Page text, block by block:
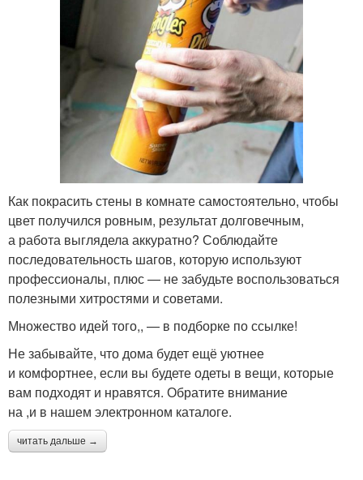
Как покрасить стены в комнате самостоятельно, чтобы
цвет получился ровным, результат долговечным,
а работа выглядела аккуратно? Соблюдайте
последовательность шагов, которую используют
профессионалы, плюс — не забудьте воспользоваться
полезными хитростями и советами.
Множество идей того,, — в подборке по ссылке!
Не забывайте, что дома будет ещё уютнее
и комфортнее, если вы будете одеты в вещи, которые
вам подходят и нравятся. Обратите внимание
на ,и в нашем электронном каталоге.
читать дальше →